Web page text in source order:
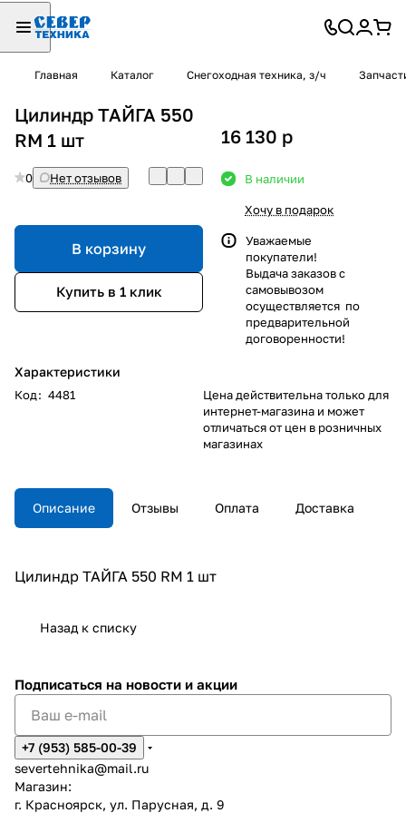
Главная Каталог Снегоходная техника, з/ч
Цилиндр ТАЙГА 550
RM 1 шт
0 Нет отзывов
В корзину
Купить в 1 клик
Характеристики
Код: 4481
16 130 p
В наличии
Хочу в подарок
Уважаемые
покупатели!
Выдача заказов с
самовывозом
осуществляется по
предварительной
договоренности!
Цена действительна только для
интернет-магазина и может
отличаться от цен в розничных
магазинах
Описание Отзывы Оплата Доставка
Цилиндр ТАЙГА 550 RM 1 шт
Назад к списку
Подписаться на новости и акции
+7 (953) 585-00-39
severtehnika@mail.ru
Магазин:
г. Красноярск, ул. Парусная, д. 9